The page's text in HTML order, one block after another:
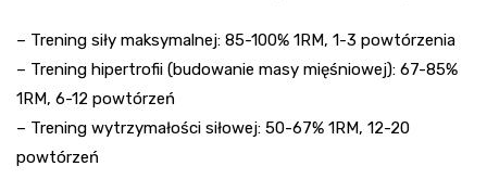
– Trening siły maksymalnej: 85-100% 1RM, 1-3 powtórzenia
– Trening hipertrofii (budowanie masy mięśniowej): 67-85%
1RM, 6-12 powtórzeń
– Trening wytrzymałości siłowej: 50-67% 1RM, 12-20
powtórzeń